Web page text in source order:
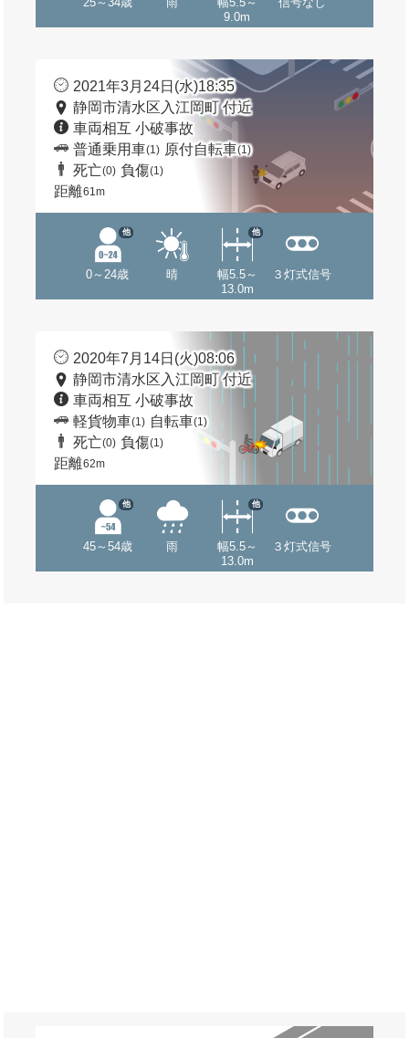
9.0m
2021年3月24日(水)18:35
静岡市清水区入江岡町 付近
車両相互 小破事故
普通乗用車(1) 原付自転車(1)
死亡(0) 負傷(1)
距離61m
0～24歳
他
晴
幅5.5～
13.0m
他
３灯式信号
2020年7月14日(火)08:06
静岡市清水区入江岡町 付近
車両相互 小破事故
軽貨物車(1) 自転車(1)
死亡(0) 負傷(1)
距離62m
45～54歳
他
雨
幅5.5～
13.0m
他
３灯式信号